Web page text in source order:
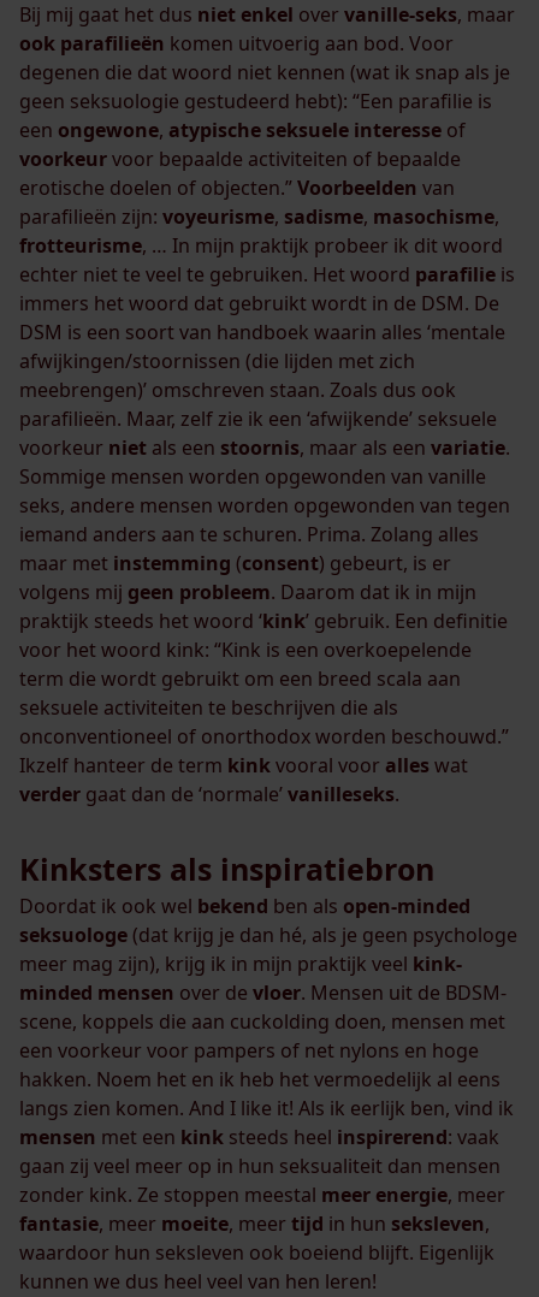
Bij mij gaat het dus niet enkel over vanille-seks, maar
ook parafilieën komen uitvoerig aan bod. Voor
degenen die dat woord niet kennen (wat ik snap als je
geen seksuologie gestudeerd hebt): “Een parafilie is
een ongewone, atypische seksuele interesse of
voorkeurvoor bepaalde activiteiten of bepaalde
erotische doelen of objecten.”Voorbeelden van
parafilieën zijn: voyeurisme, sadisme, masochisme,
frotteurisme, … In mijn praktijk probeer ik dit woord
echter niet te veel te gebruiken. Het woord parafilie is
immers het woord dat gebruikt wordt in de DSM. De
DSM is een soort van handboek waarin alles ‘mentale
afwijkingen/stoornissen (die lijden met zich
meebrengen)’ omschreven staan. Zoals dus ook
parafilieën. Maar, zelf zie ik een ‘afwijkende’ seksuele
voorkeur niet als een stoornis, maar als een variatie.
Sommige mensen worden opgewonden van vanille
seks, andere mensen worden opgewonden van tegen
iemand anders aan te schuren. Prima. Zolang alles
maar met instemming (consent) gebeurt, is er
volgens mij geen probleem. Daarom dat ik in mijn
praktijk steeds het woord ‘kink’ gebruik. Een definitie
voor het woord kink: “Kink is een overkoepelende
term die wordt gebruikt om een ​​breed scala aan
seksuele activiteiten te beschrijven die als
onconventioneel of onorthodox worden beschouwd.”
Ikzelf hanteer de term kinkvooral voor alles wat
verder gaat dan de ‘normale’vanilleseks.
Kinksters als inspiratiebron
Doordat ik ook wel bekend ben als open-minded
seksuologe (dat krijg je dan hé, als je geen psychologe
meer mag zijn), krijg ik in mijn praktijk veel kink-
minded mensen over de vloer. Mensen uit de BDSM-
scene, koppels die aan cuckolding doen, mensen met
een voorkeur voor pampers of net nylons en hoge
hakken. Noem het en ik heb het vermoedelijk al eens
langs zien komen. And I like it! Als ik eerlijk ben, vind ik
mensen met een kink steeds heel inspirerend: vaak
gaan zij veel meer op in hun seksualiteit dan mensen
zonder kink. Ze stoppen meestal meer energie, meer
fantasie, meer moeite, meer tijd in hun seksleven,
waardoor hun seksleven ook boeiend blijft. Eigenlijk
kunnen we dus heel veel van hen leren!